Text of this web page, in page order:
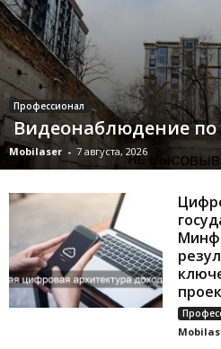
Профессионал
Видеонаблюдение по
Mobilaser - 7 августа, 2026